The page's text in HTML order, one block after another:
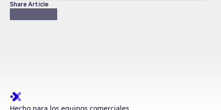
Share Article